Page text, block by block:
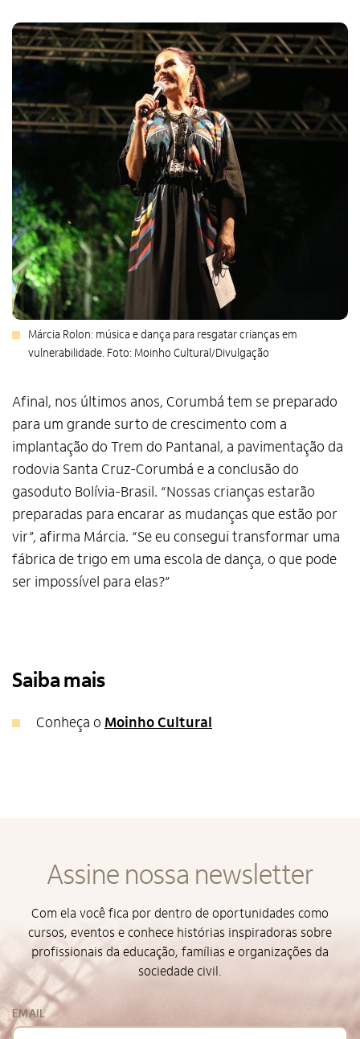
Alto Contraste
Termos de Uso e Política de
Privacidade
Márcia Rolon: música e dança para resgatar crianças em
vulnerabilidade. Foto: Moinho Cultural/Divulgação
Afinal, nos últimos anos, Corumbá tem se preparado
para um grande surto de crescimento com a
implantação do Trem do Pantanal, a pavimentação da
rodovia Santa Cruz-Corumbá e a conclusão do
gasoduto Bolívia-Brasil. “Nossas crianças estarão
preparadas para encarar as mudanças que estão por
vir”, afirma Márcia. “Se eu consegui transformar uma
fábrica de trigo em uma escola de dança, o que pode
ser impossível para elas?”
Saiba mais
Conheça o Moinho Cultural
Assine nossa newsletter
Com ela você fica por dentro de oportunidades como
cursos, eventos e conhece histórias inspiradoras sobre
profissionais da educação, famílias e organizações da
sociedade civil.
EMAIL